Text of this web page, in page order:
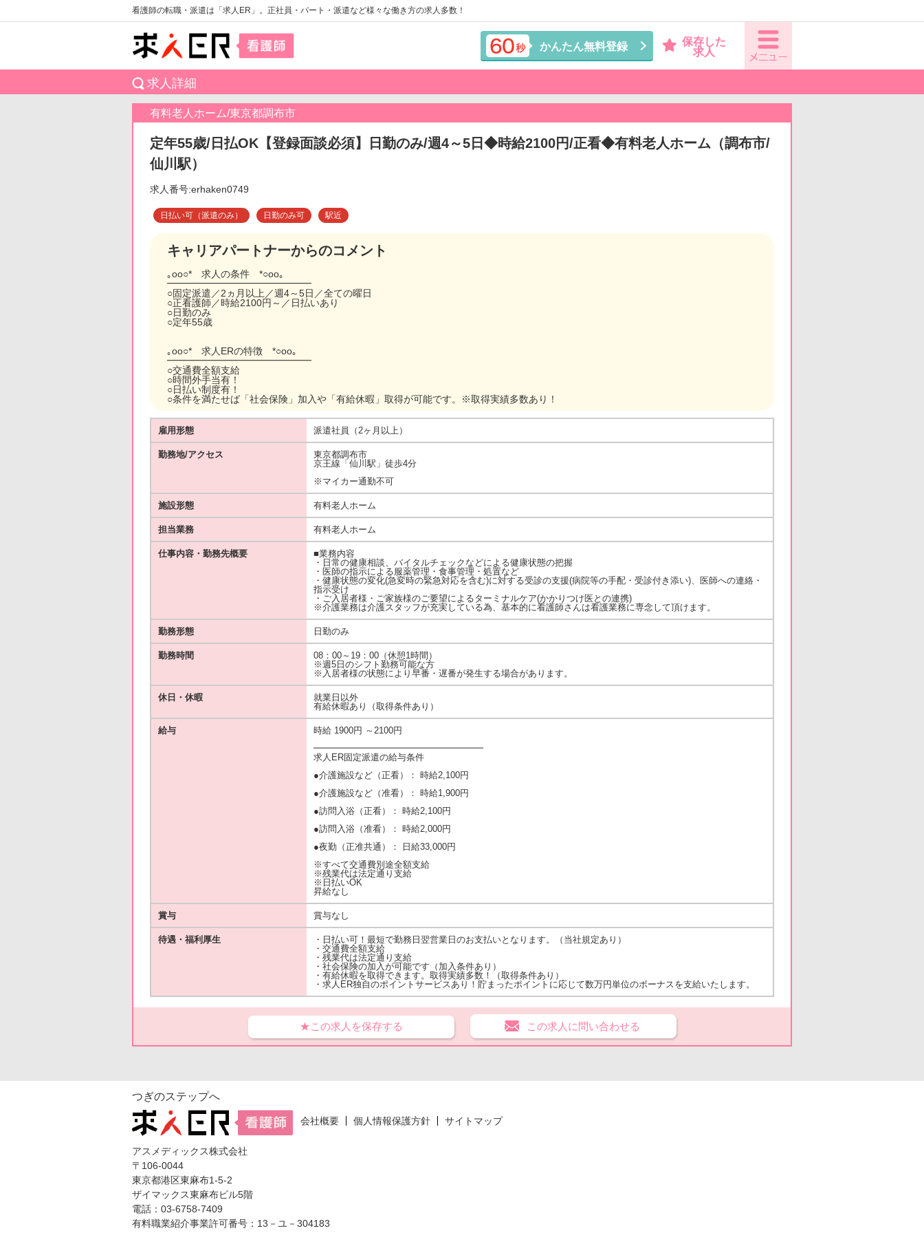
看護師の転職・派遣は「求人ER」。正社員・パート・派遣など様々な働き方の求人多数！
かんたん無料登録
保存した
求人
求人詳細
有料老人ホーム/東京都調布市
定年55歳/日払OK【登録面談必須】日勤のみ/週4～5日◆時給2100円/正看◆有料老人ホーム（調布市/
仙川駅）
求人番号:erhaken0749
日払い可（派遣のみ） 日勤のみ可 駅近
キャリアパートナーからのコメント
｡oо○* 求人の条件 *○оo｡
━━━━━━━━━━━━━━━
○固定派遣／2ヵ月以上／週4～5日／全ての曜日
○正看護師／時給2100円～／日払いあり
○日勤のみ
○定年55歳
｡oо○* 求人ERの特徴 *○оo｡
━━━━━━━━━━━━━━━
○交通費全額支給
○時間外手当有！
○日払い制度有！
○条件を満たせば「社会保険」加入や「有給休暇」取得が可能です。※取得実績多数あり！
雇用形態 派遣社員（2ヶ月以上）
勤務地/アクセス
東京都調布市
京王線「仙川駅」徒歩4分
※マイカー通勤不可
施設形態 有料老人ホーム
担当業務 有料老人ホーム
仕事内容・勤務先概要
■業務内容
・日常の健康相談、バイタルチェックなどによる健康状態の把握
・医師の指示による服薬管理・食事管理・処置など
・健康状態の変化(急変時の緊急対応を含む)に対する受診の支援(病院等の手配・受診付き添い)、医師への連絡・
指示受け
・ご入居者様・ご家族様のご要望によるターミナルケア(かかりつけ医との連携)
※介護業務は介護スタッフが充実している為、基本的に看護師さんは看護業務に専念して頂けます。
勤務形態 日勤のみ
勤務時間
08：00～19：00（休憩1時間）
※週5日のシフト勤務可能な方
※入居者様の状態により早番・遅番が発生する場合があります。
休日・休暇
就業日以外
有給休暇あり（取得条件あり）
給与
時給 1900円 ～2100円
━━━━━━━━━━━━━━━━━━━
求人ER固定派遣の給与条件
●介護施設など（正看）： 時給2,100円
●介護施設など（准看）： 時給1,900円
●訪問入浴（正看）： 時給2,100円
●訪問入浴（准看）： 時給2,000円
●夜勤（正准共通）： 日給33,000円
※すべて交通費別途全額支給
※残業代は法定通り支給
※日払いOK
昇給なし
賞与 賞与なし
待遇・福利厚生
・日払い可！最短で勤務日翌営業日のお支払いとなります。（当社規定あり）
・交通費全額支給
・残業代は法定通り支給
・社会保険の加入が可能です（加入条件あり）
・有給休暇を取得できます。取得実績多数！（取得条件あり）
・求人ER独自のポイントサービスあり！貯まったポイントに応じて数万円単位のボーナスを支給いたします。
★この求人を保存する この求人に問い合わせる
つぎのステップへ
会社概要 個人情報保護方針 サイトマップ
アスメディックス株式会社
〒106-0044
東京都港区東麻布1-5-2
ザイマックス東麻布ビル5階
電話：03-6758-7409
有料職業紹介事業許可番号：13－ユ－304183